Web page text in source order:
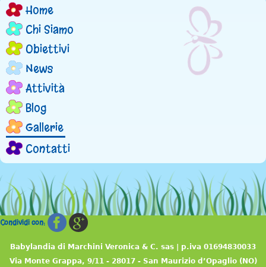
M
e
n
u
p
r
i
n
c
Home
Chi Siamo
Obiettivi
News
Attività
Blog
Gallerie
Contatti
Condividi con:
Babylandia di Marchini Veronica & C. sas | p.iva 01694830033
Via Monte Grappa, 9/11 - 28017 - San Maurizio d’Opaglio (NO)